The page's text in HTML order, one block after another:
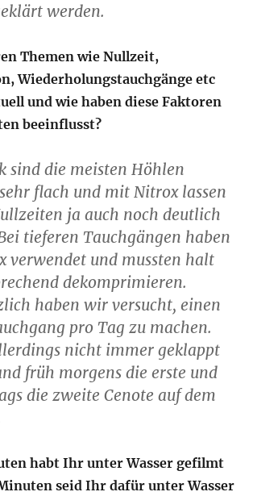
werden.
Themen wie Nullzeit,
Wiederholungstauchgänge etc
und wie haben diese Faktoren
beeinflusst?
sind die meisten Höhlen
flach und mit Nitrox lassen
ja auch noch deutlich
tieferen Tauchgängen haben
verwendet und mussten halt
dekomprimieren.
haben wir versucht, einen
pro Tag zu machen.
nicht immer geklappt
früh morgens die erste und
die zweite Cenote auf dem
habt Ihr unter Wasser gefilmt
seid Ihr dafür unter Wasser